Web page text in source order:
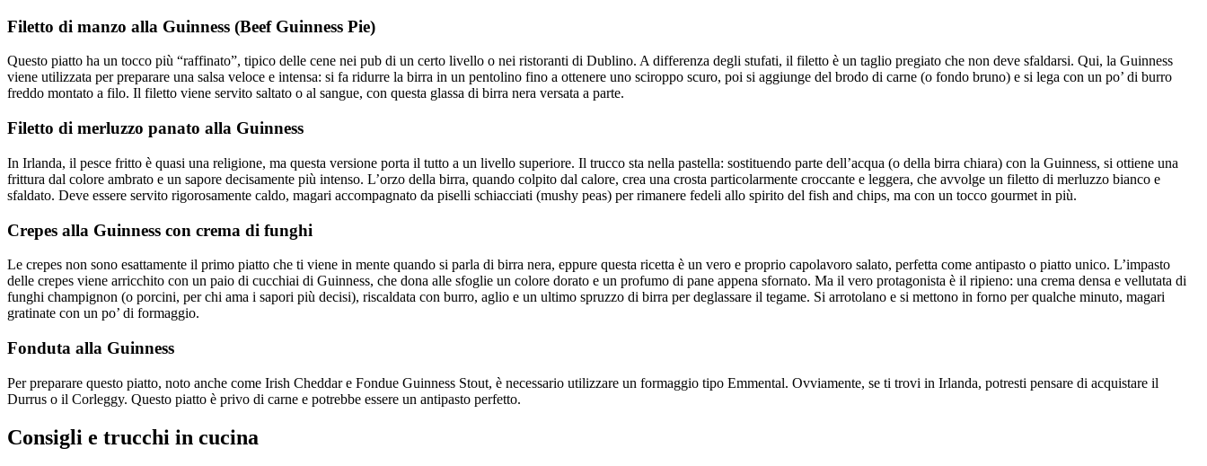
Filetto di manzo alla Guinness (Beef Guinness Pie)
Questo piatto ha un tocco più “raffinato”, tipico delle cene nei pub di un certo livello o nei ristoranti di Dublino. A differenza degli stufati, il filetto è un taglio pregiato che non deve sfaldarsi. Qui, la Guinness
viene utilizzata per preparare una salsa veloce e intensa: si fa ridurre la birra in un pentolino fino a ottenere uno sciroppo scuro, poi si aggiunge del brodo di carne (o fondo bruno) e si lega con un po’ di burro
freddo montato a filo. Il filetto viene servito saltato o al sangue, con questa glassa di birra nera versata a parte.
Filetto di merluzzo panato alla Guinness
In Irlanda, il pesce fritto è quasi una religione, ma questa versione porta il tutto a un livello superiore. Il trucco sta nella pastella: sostituendo parte dell’acqua (o della birra chiara) con la Guinness, si ottiene una
frittura dal colore ambrato e un sapore decisamente più intenso. L’orzo della birra, quando colpito dal calore, crea una crosta particolarmente croccante e leggera, che avvolge un filetto di merluzzo bianco e
sfaldato. Deve essere servito rigorosamente caldo, magari accompagnato da piselli schiacciati (mushy peas) per rimanere fedeli allo spirito del fish and chips, ma con un tocco gourmet in più.
Crepes alla Guinness con crema di funghi
Le crepes non sono esattamente il primo piatto che ti viene in mente quando si parla di birra nera, eppure questa ricetta è un vero e proprio capolavoro salato, perfetta come antipasto o piatto unico. L’impasto
delle crepes viene arricchito con un paio di cucchiai di Guinness, che dona alle sfoglie un colore dorato e un profumo di pane appena sfornato. Ma il vero protagonista è il ripieno: una crema densa e vellutata di
funghi champignon (o porcini, per chi ama i sapori più decisi), riscaldata con burro, aglio e un ultimo spruzzo di birra per deglassare il tegame. Si arrotolano e si mettono in forno per qualche minuto, magari
gratinate con un po’ di formaggio.
Fonduta alla Guinness
Per preparare questo piatto, noto anche come Irish Cheddar e Fondue Guinness Stout, è necessario utilizzare un formaggio tipo Emmental. Ovviamente, se ti trovi in Irlanda, potresti pensare di acquistare il
Durrus o il Corleggy. Questo piatto è privo di carne e potrebbe essere un antipasto perfetto.
Consigli e trucchi in cucina